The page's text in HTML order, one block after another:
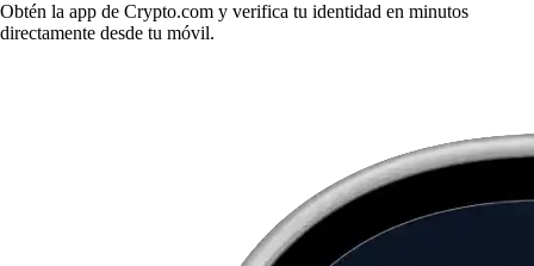
Obtén la app de Crypto.com y verifica tu identidad en minutos
directamente desde tu móvil.